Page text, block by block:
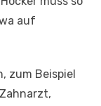
auf
zum Beispiel